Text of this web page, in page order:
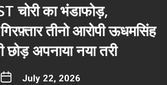
चोरी का भंडाफोड़,
तीनो आरोपी ऊधमसिंह
अपनाया नया तरी
July 22, 2026